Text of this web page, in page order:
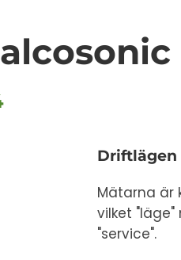
Driftlägen
Mätarna är
vilket
"service".